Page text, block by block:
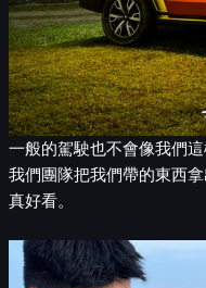
一般的駕駛也不會像我們
我們團隊把我們帶的東西
真好看。